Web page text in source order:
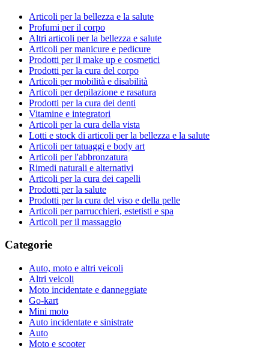
Articoli per la bellezza e la salute
Profumi per il corpo
Altri articoli per la bellezza e salute
Articoli per manicure e pedicure
Prodotti per il make up e cosmetici
Prodotti per la cura del corpo
Articoli per mobilità e disabilità
Articoli per depilazione e rasatura
Prodotti per la cura dei denti
Vitamine e integratori
Articoli per la cura della vista
Lotti e stock di articoli per la bellezza e la salute
Articoli per tatuaggi e body art
Articoli per l'abbronzatura
Rimedi naturali e alternativi
Articoli per la cura dei capelli
Prodotti per la salute
Prodotti per la cura del viso e della pelle
Articoli per parrucchieri, estetisti e spa
Articoli per il massaggio
Categorie
Auto, moto e altri veicoli
Altri veicoli
Moto incidentate e danneggiate
Go-kart
Mini moto
Auto incidentate e sinistrate
Auto
Moto e scooter